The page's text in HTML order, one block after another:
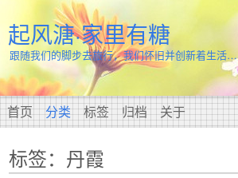
起风溏·家里有糖
跟随我们的脚步去旅行，我们怀旧并创新着生活…
首页 分类 标签 归档 关于
标签：丹霞